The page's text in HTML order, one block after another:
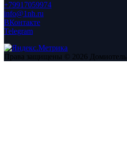
+79917059974
info@1nh.ru
ВКонтакте
Telegram
Права защищены © 2026 Домиотель